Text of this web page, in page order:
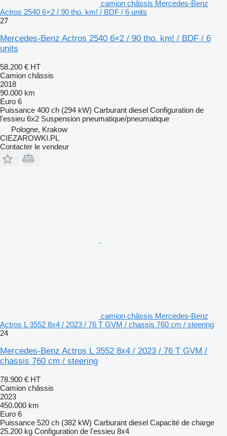
camion châssis Mercedes-Benz
Actros 2540 6×2 / 90 tho. km! / BDF / 6 units
27
Mercedes-Benz Actros 2540 6×2 / 90 tho. km! / BDF / 6
units
58.200 € HT
Camion châssis
2018
90.000 km
Euro 6
Puissance 400 ch (294 kW) Carburant diesel Configuration de
l'essieu 6x2 Suspension pneumatique/pneumatique
Pologne, Krakow
CIEZAROWKI.PL
Contacter le vendeur
camion châssis Mercedes-Benz
Actros L 3552 8x4 / 2023 / 76 T GVM / chassis 760 cm / steering
24
Mercedes-Benz Actros L 3552 8x4 / 2023 / 76 T GVM /
chassis 760 cm / steering
78.900 € HT
Camion châssis
2023
450.000 km
Euro 6
Puissance 520 ch (382 kW) Carburant diesel Capacité de charge
25.200 kg Configuration de l'essieu 8x4